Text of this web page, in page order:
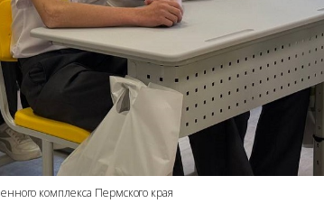
комплекса Пермского края